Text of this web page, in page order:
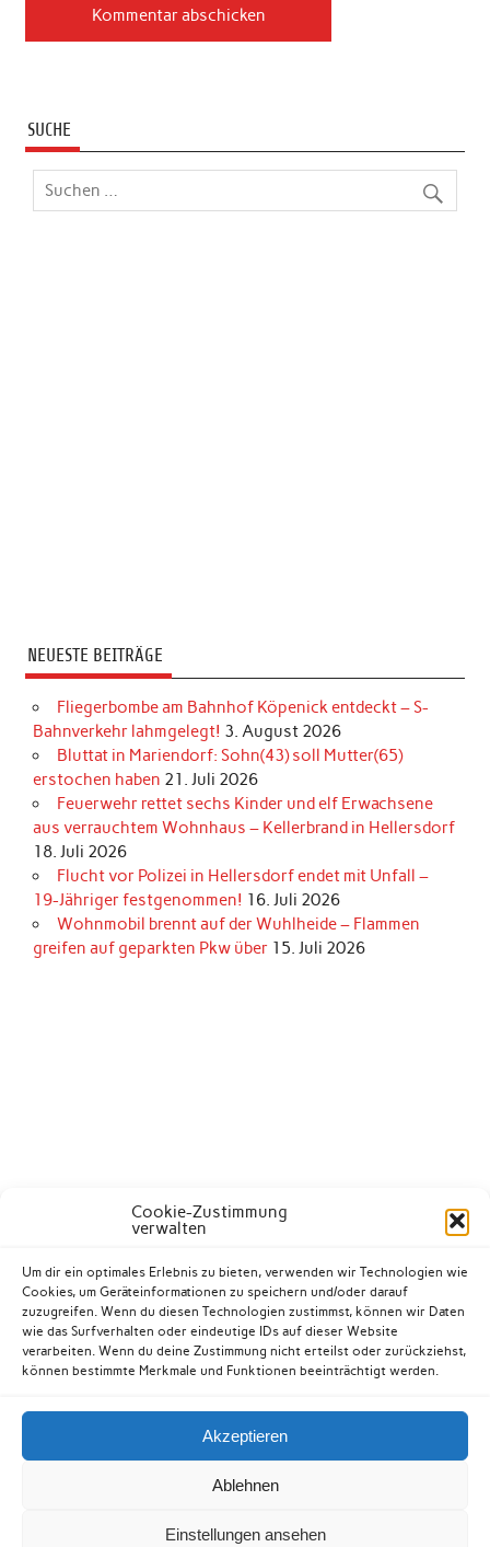
Cookie-Zustimmung
verwalten
Um dir ein optimales Erlebnis zu bieten, verwenden wir Technologien wie
Cookies, um Geräteinformationen zu speichern und/oder darauf
zuzugreifen. Wenn du diesen Technologien zustimmst, können wir Daten
wie das Surfverhalten oder eindeutige IDs auf dieser Website
verarbeiten. Wenn du deine Zustimmung nicht erteilst oder zurückziehst,
können bestimmte Merkmale und Funktionen beeinträchtigt werden.
Akzeptieren
Ablehnen
Einstellungen ansehen
SUCHE
NEUESTE BEITRÄGE
Fliegerbombe am Bahnhof Köpenick entdeckt – S-
Bahnverkehr lahmgelegt! 3. August 2026
Bluttat in Mariendorf: Sohn(43) soll Mutter(65)
erstochen haben 21. Juli 2026
Feuerwehr rettet sechs Kinder und elf Erwachsene
aus verrauchtem Wohnhaus – Kellerbrand in Hellersdorf
18. Juli 2026
Flucht vor Polizei in Hellersdorf endet mit Unfall –
19-Jähriger festgenommen! 16. Juli 2026
Wohnmobil brennt auf der Wuhlheide – Flammen
greifen auf geparkten Pkw über 15. Juli 2026
Datenschutzerklärung